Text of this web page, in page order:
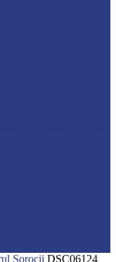
Sorocii DSC06124